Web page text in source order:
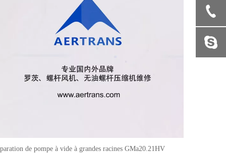
de pompe à vide à grandes racines GMa20.21HV